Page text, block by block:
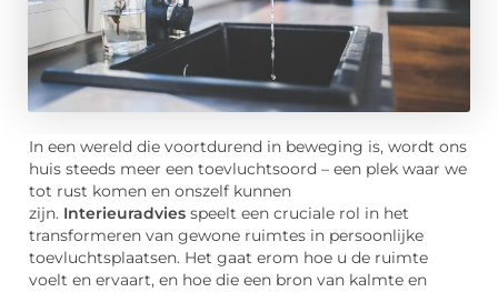
In een wereld die voortdurend in beweging is, wordt ons
huis steeds meer een toevluchtsoord – een plek waar we
tot rust komen en onszelf kunnen
zijn. Interieuradvies speelt een cruciale rol in het
transformeren van gewone ruimtes in persoonlijke
toevluchtsplaatsen. Het gaat erom hoe u de ruimte
voelt en ervaart, en hoe die een bron van kalmte en